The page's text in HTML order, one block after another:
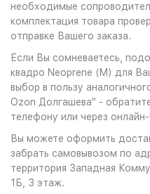
необходимые
комплектация товара
отправке Вашего заказа.
Если Вы сомневаетесь,
квадро Neoprene (M) для
выбор в пользу
Ozon Долгашева" -
телефону или через онлайн-
Вы можете оформить
забрать самовывозом по
территория Западная
1Б, 3 этаж.